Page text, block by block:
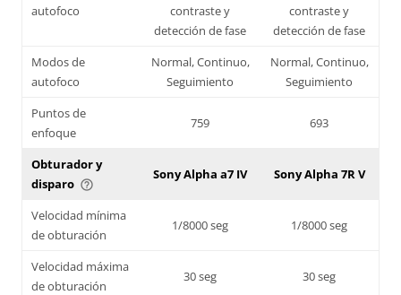
autofoco
contraste y
detección de fase
contraste y
detección de fase
Modos de
autofoco
Normal, Continuo,
Seguimiento
Normal, Continuo,
Seguimiento
Puntos de
enfoque
759 693
Obturador y
disparo help_outline
Sony Alpha a7 IV Sony Alpha 7R V
Velocidad mínima
de obturación
1/8000 seg 1/8000 seg
Velocidad máxima
de obturación
30 seg 30 seg